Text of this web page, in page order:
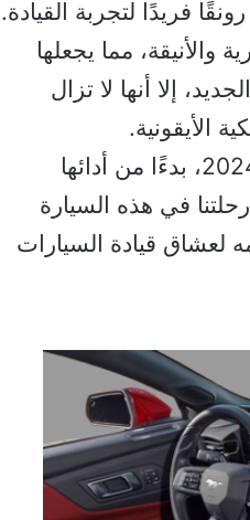
فريدًا لتجربة القيادة.
والأنيقة، مما يجعلها
إلا أنها لا تزال
الأيقونية.
إن هذا المقال سيستكشف بعمق مختلف جوانب موستنج 2024، بدءًا من أدائها
في هذه السيارة
لعشاق قيادة السيارات